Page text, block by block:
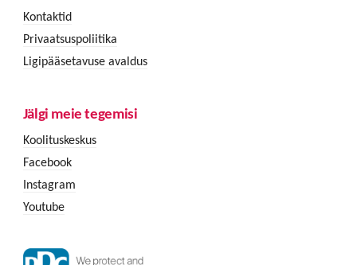
Kontaktid
Privaatsuspoliitika
Ligipääsetavuse avaldus
Jälgi meie tegemisi
Koolituskeskus
Facebook
Instagram
Youtube